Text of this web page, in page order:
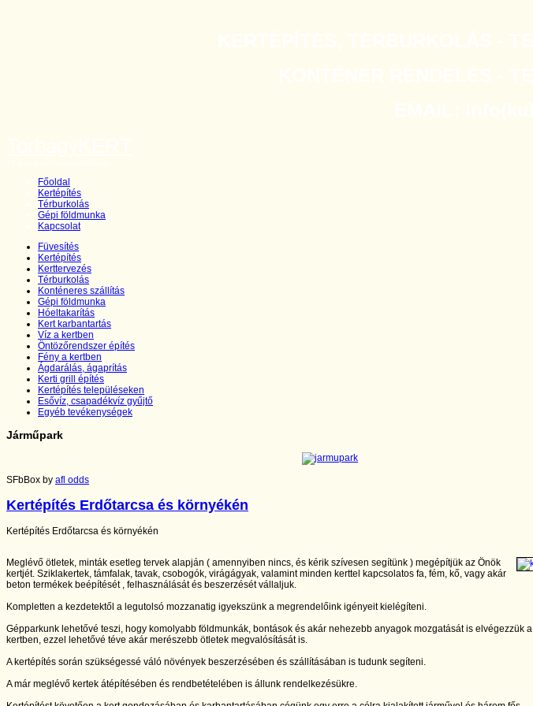
Főoldal
Kertépítés
Térburkolás
Gépi földmunka
Kapcsolat
Füvesítés
Kertépítés
Kerttervezés
Térburkolás
Konténeres szállítás
Gépi földmunka
Hóeltakarítás
Kert karbantartás
Víz a kertben
Öntözőrendszer építés
Fény a kertben
Ágdarálás, ágaprítás
Kerti grill építés
Kertépítés településeken
Esővíz, csapadékvíz gyűjtő
Egyéb tevékenységek
Járműpark
SFbBox by afl odds
Kertépítés Erdőtarcsa és környékén
Kertépítés Erdőtarcsa és környékén
Meglévő ötletek, minták esetleg tervek alapján ( amennyiben nincs, és kérik szívesen segítünk ) megépítjük az Önök
kertjét. Sziklakertek, támfalak, tavak, csobogók, virágágyak, valamint minden kerttel kapcsolatos fa, fém, kő, vagy akár
beton termékek beépítését , felhasználását és beszerzését vállaljuk.
Kompletten a kezdetektől a legutolsó mozzanatig igyekszünk a megrendelőink igényeit kielégíteni.
Gépparkunk lehetővé teszi, hogy komolyabb földmunkák, bontások és akár nehezebb anyagok mozgatását is elvégezzük a
kertben, ezzel lehetővé téve akár merészebb ötletek megvalósítását is.
A kertépítés során szükségessé váló növények beszerzésében és szállításában is tudunk segíteni.
A már meglévő kertek átépítésében és rendbetételében is állunk rendelkezésükre.